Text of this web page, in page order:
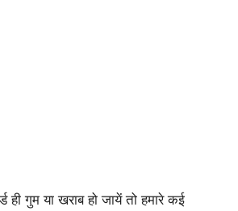
ही गुम या खराब हो जायें तो हमारे कई